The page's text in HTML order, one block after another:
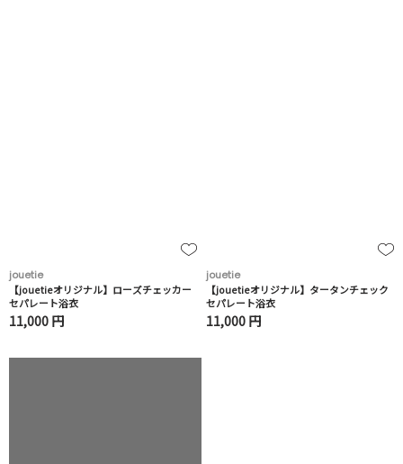
jouetie
【jouetieオリジナル】ローズチェッカー
セパレート浴衣
11,000 円
jouetie
【jouetieオリジナル】タータンチェック
セパレート浴衣
11,000 円